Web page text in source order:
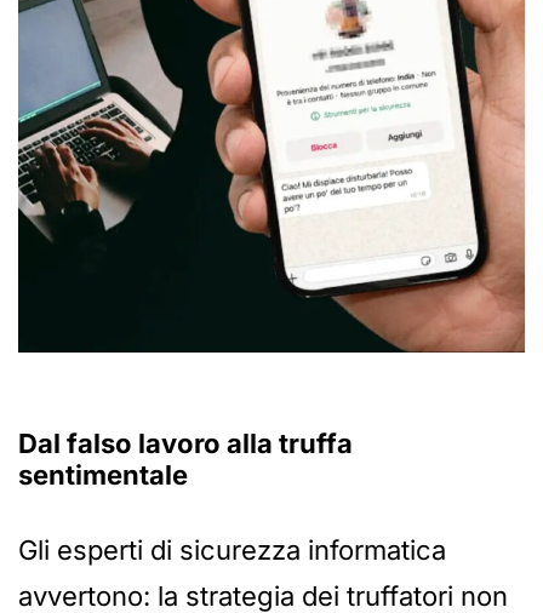
Dal falso lavoro alla truffa
sentimentale
Gli esperti di sicurezza informatica
avvertono: la strategia dei truffatori non